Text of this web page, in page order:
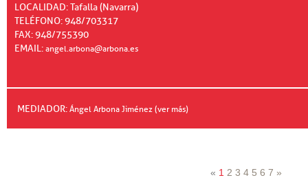
LOCALIDAD: Tafalla (Navarra)
TELÉFONO: 948/703317
FAX: 948/755390
EMAIL:angel.arbona@arbona.es
MEDIADOR:Ángel Arbona Jiménez (ver más)
« 1 2 3 4 5 6 7 »